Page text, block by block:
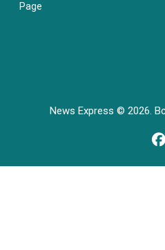
Page
News Express © 2026.